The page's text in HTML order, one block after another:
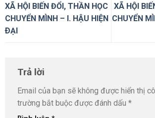
XÃ HỘI BIẾN ĐỔI, THẦN HỌC
CHUYỂN MÌNH – I. HẬU HIỆN
ÐẠI
XÃ HỘI
CHUYỂN
Trả lời
Email của bạn sẽ không được hiển thị
trường bắt buộc được đánh dấu *